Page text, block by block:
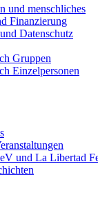
und menschliches
Finanzierung
Datenschutz
Gruppen
Einzelpersonen
und La Libertad